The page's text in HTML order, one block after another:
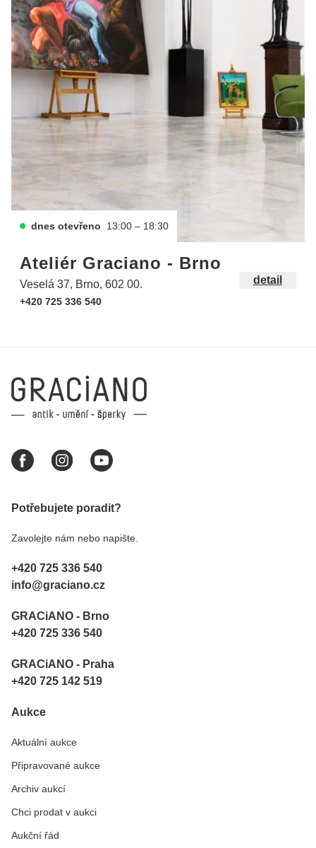
dnes otevřeno 13:00 – 18:30
Ateliér Graciano - Brno
Veselá 37, Brno, 602 00.
+420 725 336 540
detail
Potřebujete poradit?
Zavolejte nám nebo napište.
+420 725 336 540
info@graciano.cz
GRACiANO - Brno
+420 725 336 540
GRACiANO - Praha
+420 725 142 519
Aukce
Aktuální aukce
Připravované aukce
Archiv aukcí
Chci prodat v aukci
Aukční řád